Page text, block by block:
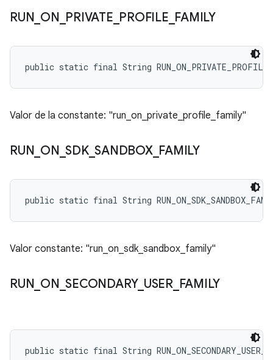
RUN ON PRIVATE PROFILE FAMILY
public static final String
Valor de la constante: "run_on_private_profile_family"
RUN ON _SDK_SANDBOX_ FAMILY
public static final String
Valor constante: "run_on_sdk_sandbox_family"
RUN ON _SECONDARY_ USER_ FAMILY
public static final String